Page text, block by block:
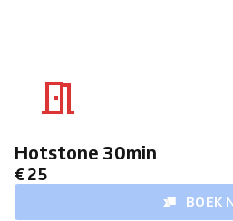
Hotstone 30min
€ 25
BOEK